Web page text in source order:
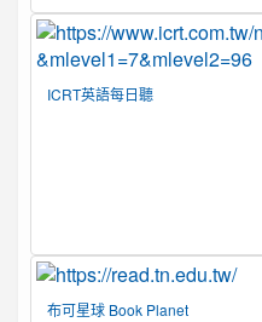
ICRT英語每日聽
布可星球 Book Planet